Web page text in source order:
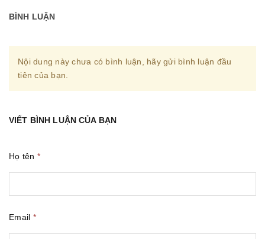
BÌNH LUẬN
Nội dung này chưa có bình luận, hãy gửi bình luận đầu
tiên của bạn.
VIẾT BÌNH LUẬN CỦA BẠN
Họ tên *
Email *